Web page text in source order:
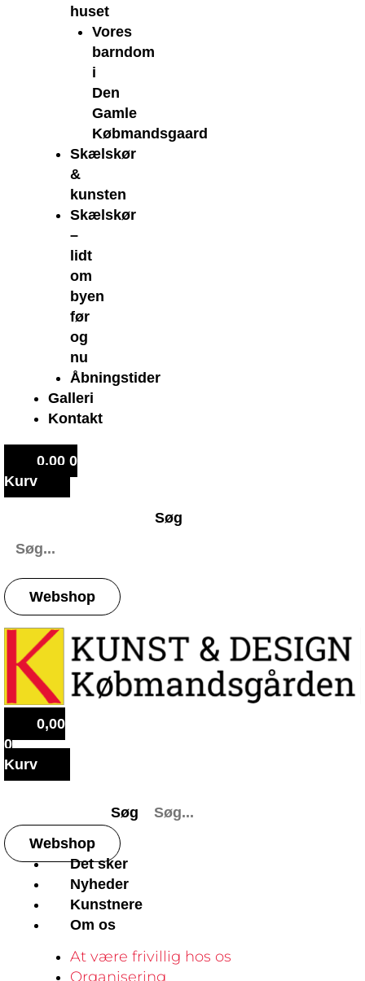
huset
Vores
barndom
i
Den
Gamle
Købmandsgaard
Skælskør
&
kunsten
Skælskør
–
lidt
om
byen
før
og
nu
Åbningstider
Galleri
Kontakt
0,00 0
Kurv
Søg
Webshop
0,00
0
Kurv
Søg
Webshop
Det sker
Nyheder
Kunstnere
Om os
At være frivillig hos os
Organisering